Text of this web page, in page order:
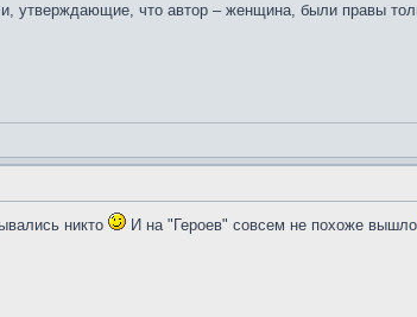
утверждающие, что автор – женщина, были правы
никто И на "Героев" совсем не похоже вышло